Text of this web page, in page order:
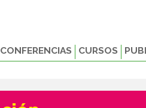
CONFERENCIAS CURSOS